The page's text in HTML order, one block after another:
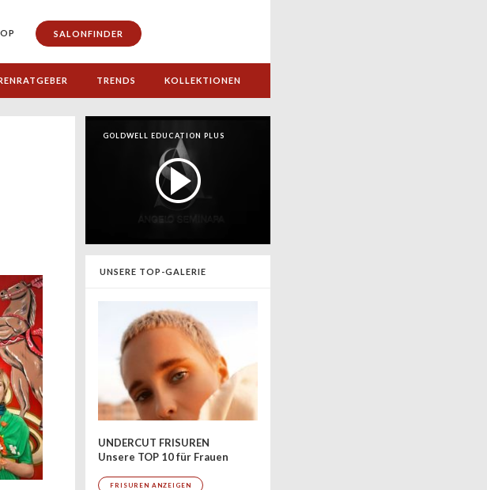
SALONFINDER
TRENDS KOLLEKTIONEN
GOLDWELL EDUCATION PLUS
UNSERE TOP-GALERIE
UNDERCUT FRISUREN
Unsere TOP 10 für Frauen
FRISUREN ANZEIGEN